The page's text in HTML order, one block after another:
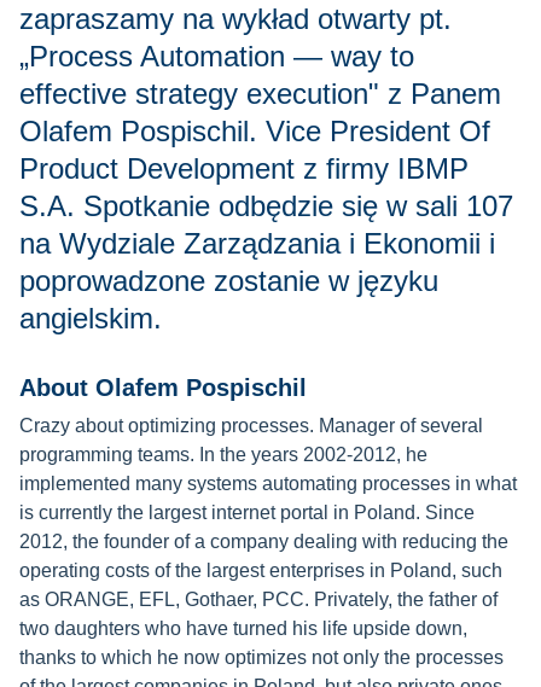
zapraszamy na wykład otwarty pt.
„Process Automation — way to
effective strategy execution" z Panem
Olafem Pospischil. Vice President Of
Product Development z firmy IBMP
S.A. Spotkanie odbędzie się w sali 107
na Wydziale Zarządzania i Ekonomii i
poprowadzone zostanie w języku
angielskim.
About Olafem Pospischil
Crazy about optimizing processes. Manager of several
programming teams. In the years 2002-2012, he
implemented many systems automating processes in what
is currently the largest internet portal in Poland. Since
2012, the founder of a company dealing with reducing the
operating costs of the largest enterprises in Poland, such
as ORANGE, EFL, Gothaer, PCC. Privately, the father of
two daughters who have turned his life upside down,
thanks to which he now optimizes not only the processes